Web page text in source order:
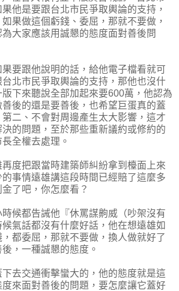
他是要跟台北市民爭取輿論的支持，
果做這個虧錢、委屈，那就不要做，
大家應該用誠懇的態度面對善後問
要跟他說明的話，給他電子檔看就可
北市民爭取輿論的支持，那他也沒什
下來聽說全部加起來要600萬，他認為
後的還是要善後，也希望巨蛋真的蓋
二、不會對周邊產生太大影響，這才
的問題，至於那些重新議約或修約的
全權去處理。
度把跟當時建築師糾紛拿到檯面上來
事情遠雄講這段時間已經賠了這麼多
了吧，你怎麼看？
候都告誡他『休罵謀齁威（吵架沒有
氣話都沒有什麼好話，他在想遠雄如
都委屈，那就不要做，換人做就好了
，一種誠懇的態度。
去交通衝擊蠻大的，他的態度就是這
來面對善後的問題，要怎麼讓它蓋好